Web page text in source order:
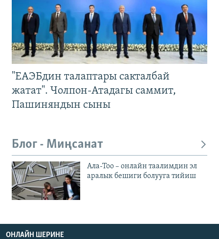
"ЕАЭБдин талаптары сакталбай
жатат". Чолпон-Атадагы саммит,
Пашиняндын сыны
Блог - Миңсанат
Ала-Тоо – онлайн таалимдин эл
аралык бешиги болууга тийиш
ОНЛАЙН ШЕРИНЕ